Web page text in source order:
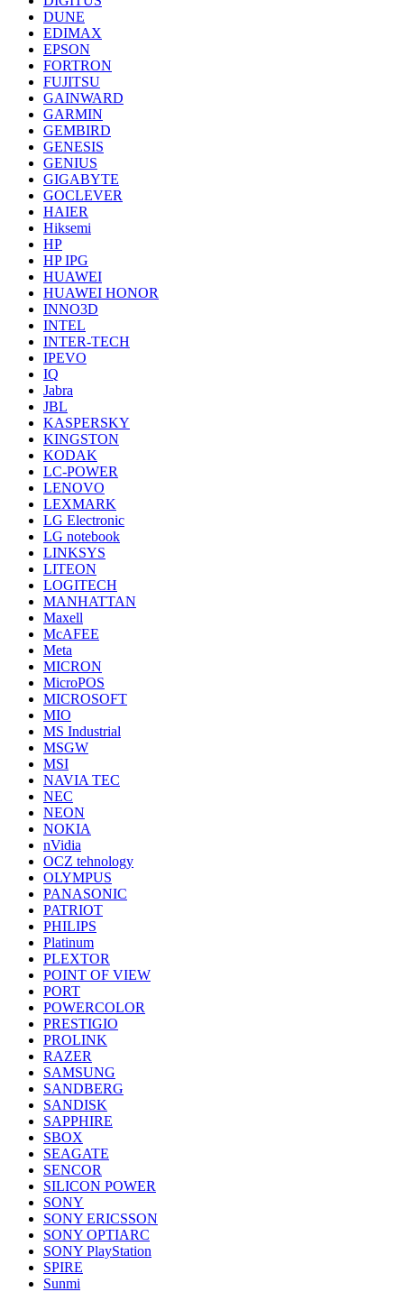
DUNE
EDIMAX
EPSON
FORTRON
FUJITSU
GAINWARD
GARMIN
GEMBIRD
GENESIS
GENIUS
GIGABYTE
GOCLEVER
HAIER
Hiksemi
HP
HP IPG
HUAWEI
HUAWEI HONOR
INNO3D
INTEL
INTER-TECH
IPEVO
IQ
Jabra
JBL
KASPERSKY
KINGSTON
KODAK
LC-POWER
LENOVO
LEXMARK
LG Electronic
LG notebook
LINKSYS
LITEON
LOGITECH
MANHATTAN
Maxell
McAFEE
Meta
MICRON
MicroPOS
MICROSOFT
MIO
MS Industrial
MSGW
MSI
NAVIA TEC
NEC
NEON
NOKIA
nVidia
OCZ tehnology
OLYMPUS
PANASONIC
PATRIOT
PHILIPS
Platinum
PLEXTOR
POINT OF VIEW
PORT
POWERCOLOR
PRESTIGIO
PROLINK
RAZER
SAMSUNG
SANDBERG
SANDISK
SAPPHIRE
SBOX
SEAGATE
SENCOR
SILICON POWER
SONY
SONY ERICSSON
SONY OPTIARC
SONY PlayStation
SPIRE
Sunmi